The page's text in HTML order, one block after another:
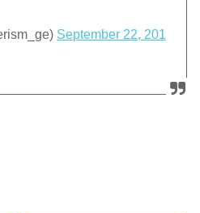
September 22, 201